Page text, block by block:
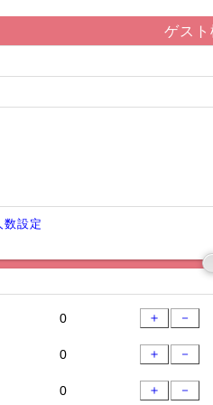
ゲスト
設定
＋ －
＋ －
＋ －